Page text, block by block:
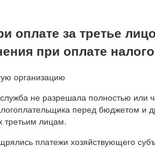
оплате за третье
при оплате
не разрешала полностью или
перед бюджетом и
третьим лицам.
платежи хозяйствующего